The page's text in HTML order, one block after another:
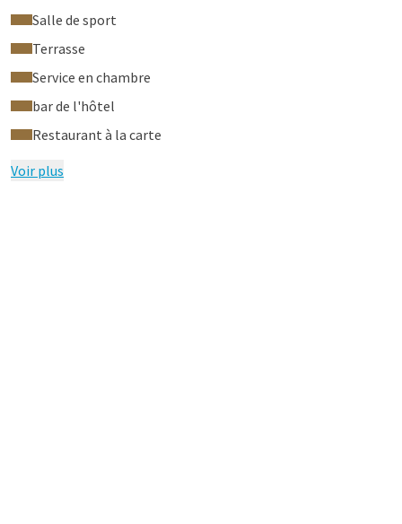
Salle de sport
Terrasse
Service en chambre
bar de l'hôtel
Restaurant à la carte
Voir plus